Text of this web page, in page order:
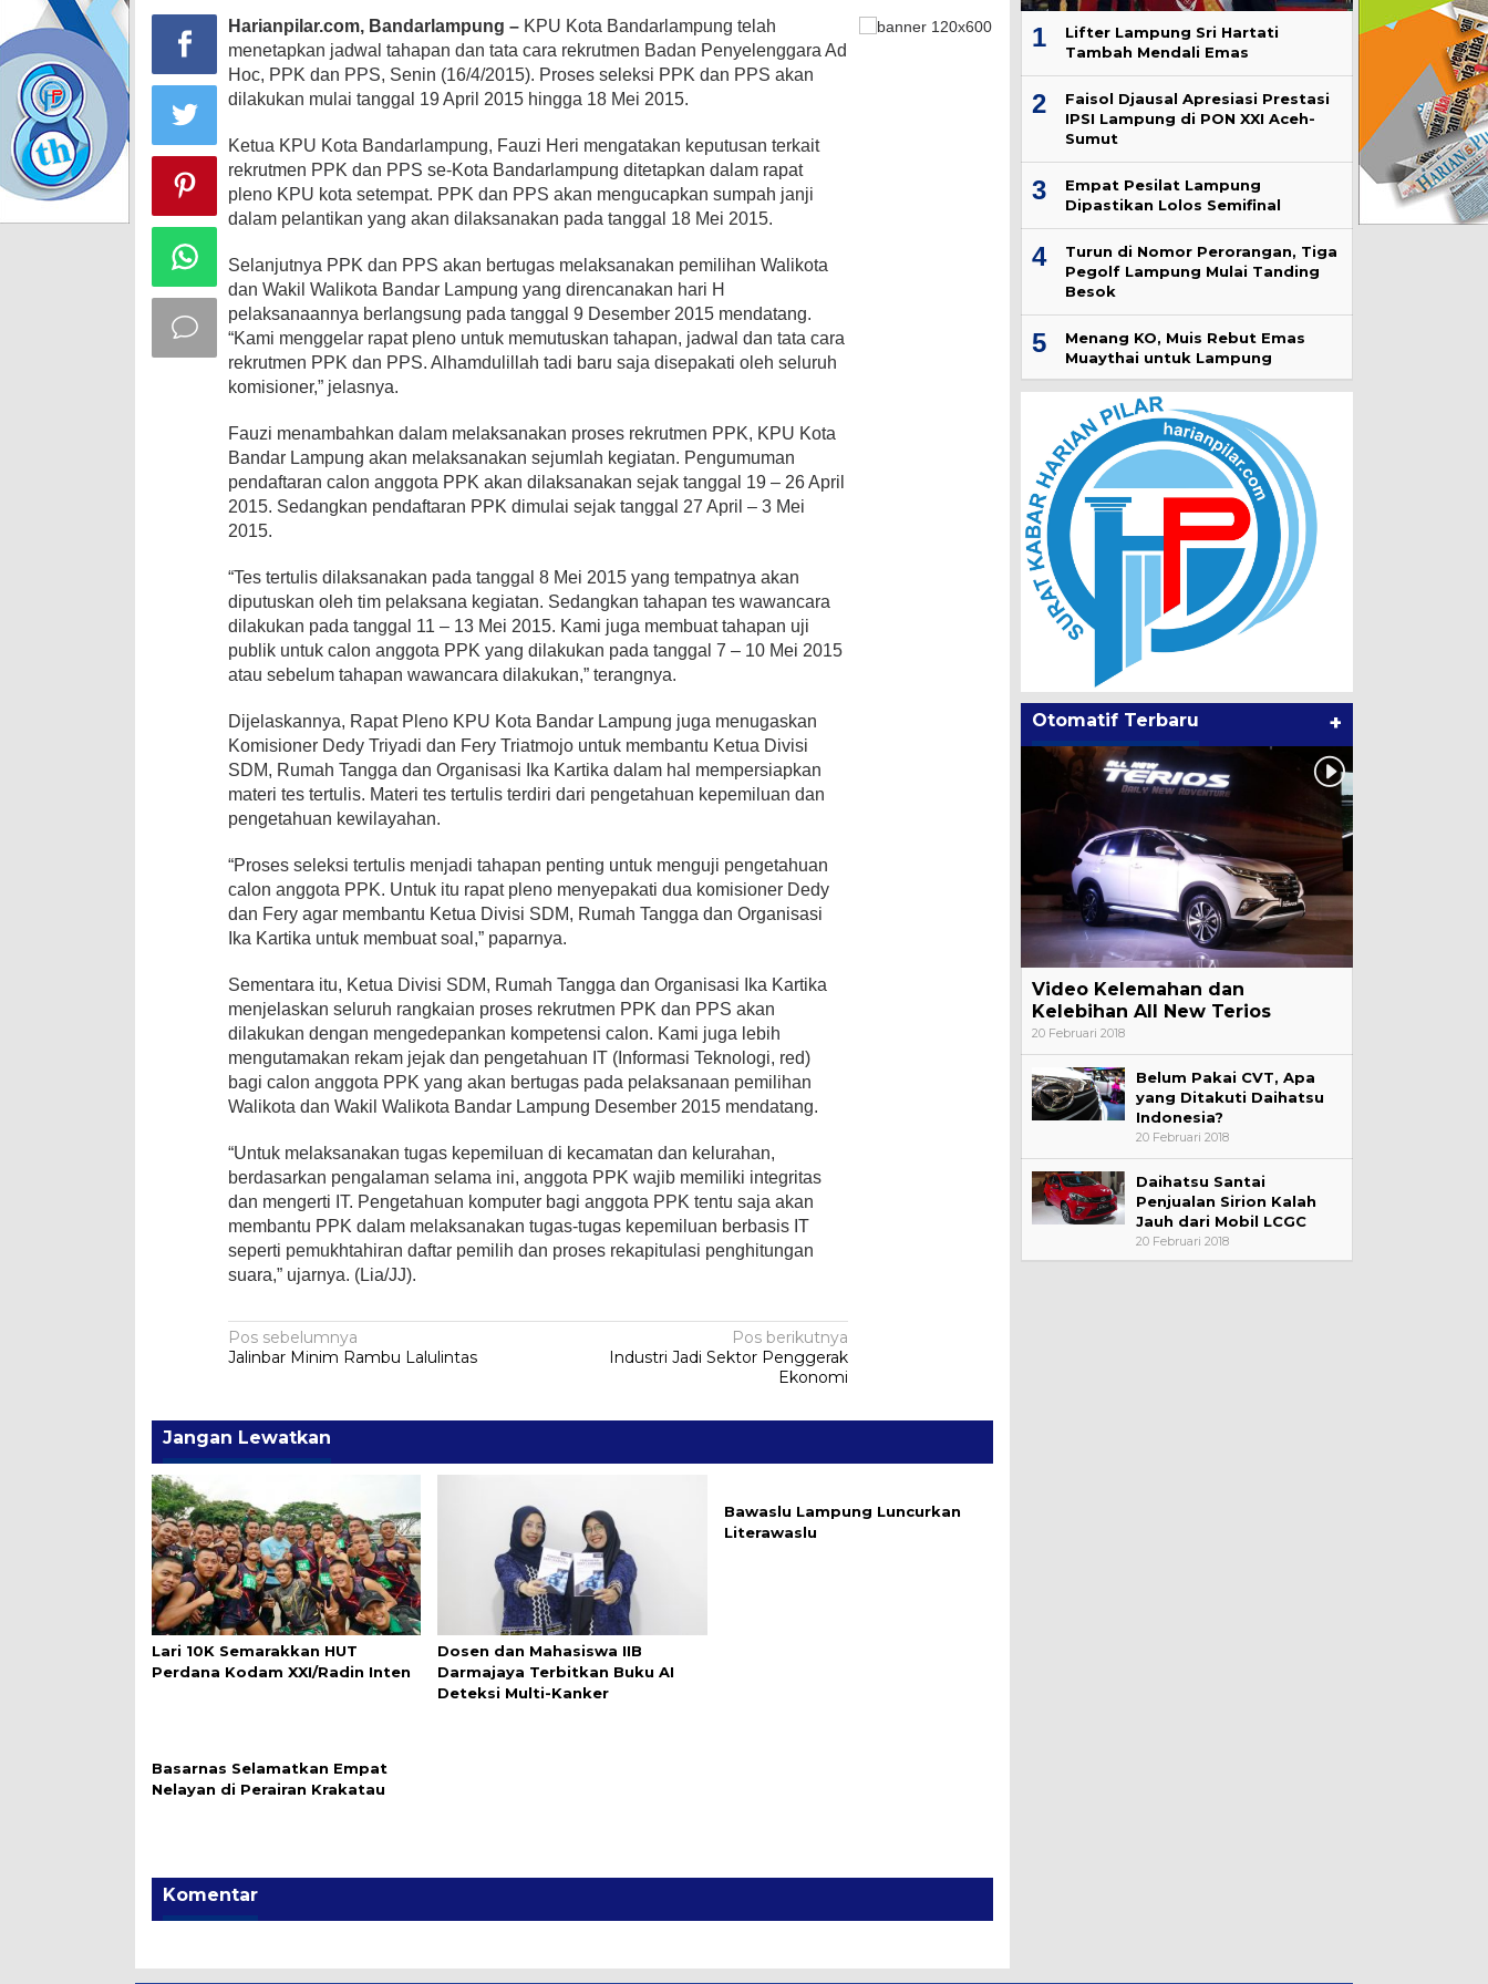
Harianpilar.com, Bandarlampung – KPU Kota Bandarlampung telah
menetapkan jadwal tahapan dan tata cara rekrutmen Badan Penyelenggara Ad
Hoc, PPK dan PPS, Senin (16/4/2015). Proses seleksi PPK dan PPS akan
dilakukan mulai tanggal 19 April 2015 hingga 18 Mei 2015.
Ketua KPU Kota Bandarlampung, Fauzi Heri mengatakan keputusan terkait
rekrutmen PPK dan PPS se-Kota Bandarlampung ditetapkan dalam rapat
pleno KPU kota setempat. PPK dan PPS akan mengucapkan sumpah janji
dalam pelantikan yang akan dilaksanakan pada tanggal 18 Mei 2015.
Selanjutnya PPK dan PPS akan bertugas melaksanakan pemilihan Walikota
dan Wakil Walikota Bandar Lampung yang direncanakan hari H
pelaksanaannya berlangsung pada tanggal 9 Desember 2015 mendatang.
“Kami menggelar rapat pleno untuk memutuskan tahapan, jadwal dan tata cara
rekrutmen PPK dan PPS. Alhamdulillah tadi baru saja disepakati oleh seluruh
komisioner,” jelasnya.
Fauzi menambahkan dalam melaksanakan proses rekrutmen PPK, KPU Kota
Bandar Lampung akan melaksanakan sejumlah kegiatan. Pengumuman
pendaftaran calon anggota PPK akan dilaksanakan sejak tanggal 19 – 26 April
2015. Sedangkan pendaftaran PPK dimulai sejak tanggal 27 April – 3 Mei
2015.
“Tes tertulis dilaksanakan pada tanggal 8 Mei 2015 yang tempatnya akan
diputuskan oleh tim pelaksana kegiatan. Sedangkan tahapan tes wawancara
dilakukan pada tanggal 11 – 13 Mei 2015. Kami juga membuat tahapan uji
publik untuk calon anggota PPK yang dilakukan pada tanggal 7 – 10 Mei 2015
atau sebelum tahapan wawancara dilakukan,” terangnya.
Dijelaskannya, Rapat Pleno KPU Kota Bandar Lampung juga menugaskan
Komisioner Dedy Triyadi dan Fery Triatmojo untuk membantu Ketua Divisi
SDM, Rumah Tangga dan Organisasi Ika Kartika dalam hal mempersiapkan
materi tes tertulis. Materi tes tertulis terdiri dari pengetahuan kepemiluan dan
pengetahuan kewilayahan.
“Proses seleksi tertulis menjadi tahapan penting untuk menguji pengetahuan
calon anggota PPK. Untuk itu rapat pleno menyepakati dua komisioner Dedy
dan Fery agar membantu Ketua Divisi SDM, Rumah Tangga dan Organisasi
Ika Kartika untuk membuat soal,” paparnya.
Sementara itu, Ketua Divisi SDM, Rumah Tangga dan Organisasi Ika Kartika
menjelaskan seluruh rangkaian proses rekrutmen PPK dan PPS akan
dilakukan dengan mengedepankan kompetensi calon. Kami juga lebih
mengutamakan rekam jejak dan pengetahuan IT (Informasi Teknologi, red)
bagi calon anggota PPK yang akan bertugas pada pelaksanaan pemilihan
Walikota dan Wakil Walikota Bandar Lampung Desember 2015 mendatang.
“Untuk melaksanakan tugas kepemiluan di kecamatan dan kelurahan,
berdasarkan pengalaman selama ini, anggota PPK wajib memiliki integritas
dan mengerti IT. Pengetahuan komputer bagi anggota PPK tentu saja akan
membantu PPK dalam melaksanakan tugas-tugas kepemiluan berbasis IT
seperti pemukhtahiran daftar pemilih dan proses rekapitulasi penghitungan
suara,” ujarnya. (Lia/JJ).
Navigasi
pos
Pos sebelumnya
Jalinbar Minim Rambu Lalulintas
Pos berikutnya
Industri Jadi Sektor Penggerak
Ekonomi
Jangan Lewatkan
Lari 10K Semarakkan HUT
Perdana Kodam XXI/Radin Inten
Dosen dan Mahasiswa IIB
Darmajaya Terbitkan Buku AI
Deteksi Multi-Kanker
Bawaslu Lampung Luncurkan
Literawaslu
Basarnas Selamatkan Empat
Nelayan di Perairan Krakatau
Komentar
1
Lifter Lampung Sri Hartati
Tambah Mendali Emas
2
Faisol Djausal Apresiasi Prestasi
IPSI Lampung di PON XXI Aceh-
Sumut
3
Empat Pesilat Lampung
Dipastikan Lolos Semifinal
4
Turun di Nomor Perorangan, Tiga
Pegolf Lampung Mulai Tanding
Besok
5
Menang KO, Muis Rebut Emas
Muaythai untuk Lampung
Otomatif Terbaru +
Video Kelemahan dan
Kelebihan All New Terios
20 Februari 2018
Belum Pakai CVT, Apa
yang Ditakuti Daihatsu
Indonesia?
20 Februari 2018
Daihatsu Santai
Penjualan Sirion Kalah
Jauh dari Mobil LCGC
20 Februari 2018